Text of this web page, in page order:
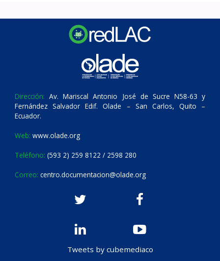
Dirección: Av. Mariscal Antonio José de Sucre N58-63 y
Fernández Salvador Edif. Olade – San Carlos, Quito –
Ecuador.
Web: www.olade.org
Teléfono: (593 2) 259 8122 / 2598 280
Correo: centro.documentacion@olade.org
Tweets by cubemediaco